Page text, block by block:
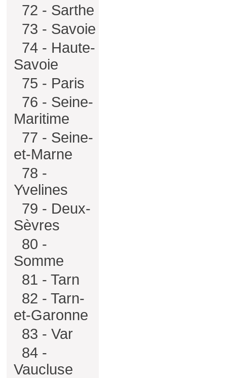
72 - Sarthe
73 - Savoie
74 - Haute-
Savoie
75 - Paris
76 - Seine-
Maritime
77 - Seine-
et-Marne
78 -
Yvelines
79 - Deux-
Sèvres
80 -
Somme
81 - Tarn
82 - Tarn-
et-Garonne
83 - Var
84 -
Vaucluse